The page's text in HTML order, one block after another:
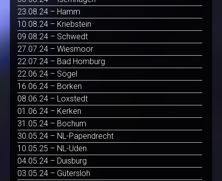
23.08.24 – Hamm
10.08.24 – Kriebstein
09.08.24 – Schwedt
27.07.24 – Wiesmoor
22.07.24 – Bad Homburg
22.06.24 – Sögel
16.06.24 – Borken
08.06.24 – Loxstedt
01.06.24 – Kerken
31.05.24 – Bochum
30.05.24 – NL-Papendrecht
10.05.25 – NL-Uden
04.05.24 – Duisburg
03.05.24 – Gütersloh